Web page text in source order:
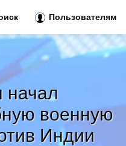
начал
военную
Индии
Пользователям